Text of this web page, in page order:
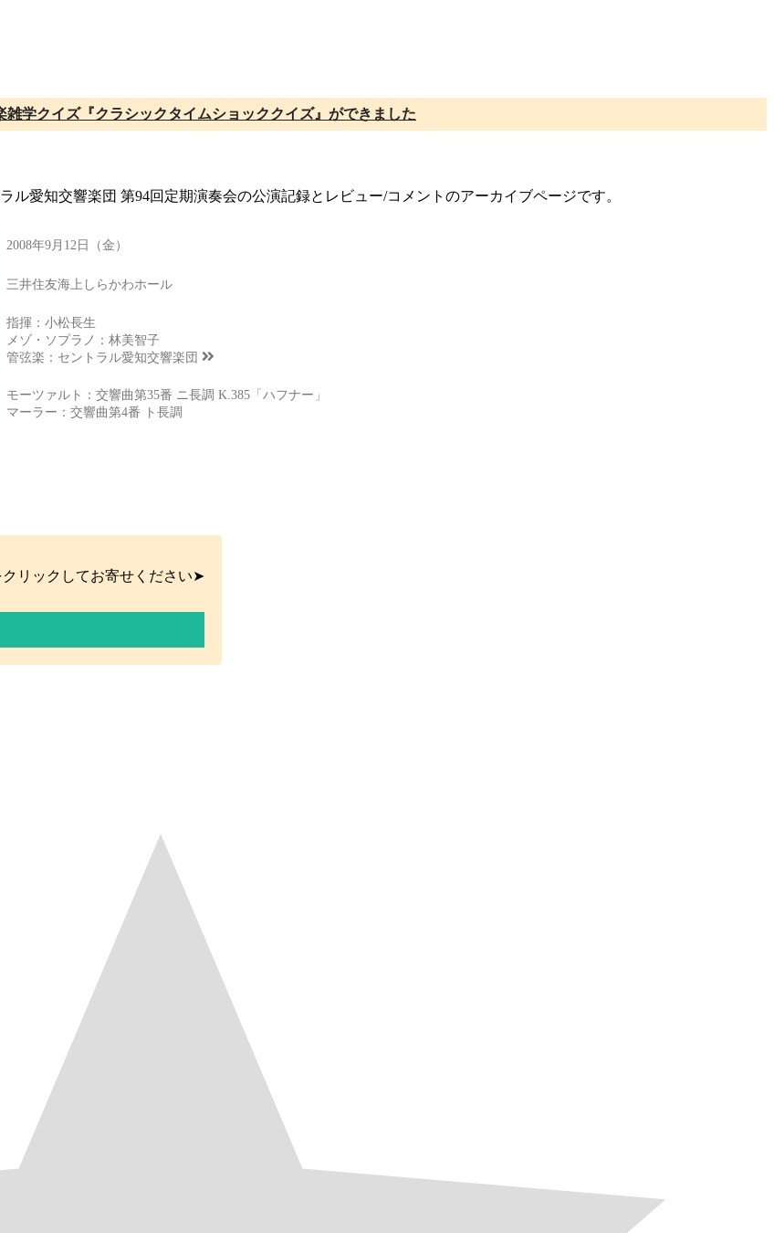
雑学クイズ『クラシックタイムショッククイズ』ができました
ル愛知交響楽団 第94回定期演奏会の公演記録とレビュー/コメントのアーカイブページです。
2008年9月12日（金）
三井住友海上しらかわホール
指揮：小松長生
メゾ・ソプラノ：林美智子
管弦楽： セントラル愛知交響楽団
モーツァルト：交響曲第35番 ニ長調 K.385「ハフナー」
マーラー：交響曲第4番 ト長調
リックしてお寄せください➤